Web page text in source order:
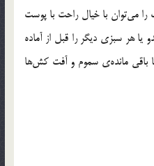
می‌توان با خیال راحت با پوست
هر سبزی دیگر را قبل از آماده
باقی مانده‌ی سموم و آفت کش‌ها